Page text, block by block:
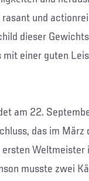
und
dieser
mit einer guten
am 22.
das im März
ersten
musste zwei